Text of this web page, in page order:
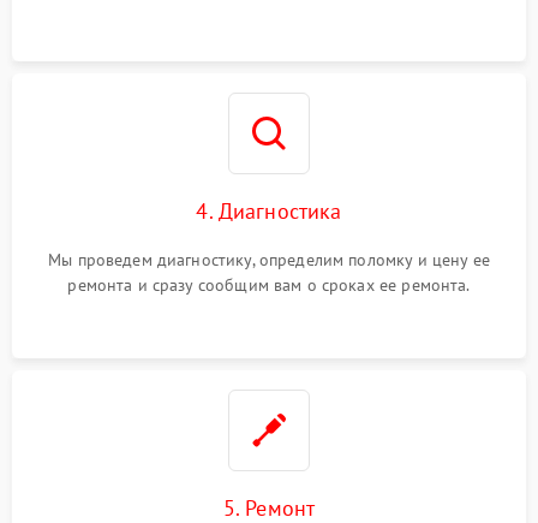
4. Диагностика
Мы проведем диагностику, определим поломку и цену ее
ремонта и сразу сообщим вам о сроках ее ремонта.
5. Ремонт